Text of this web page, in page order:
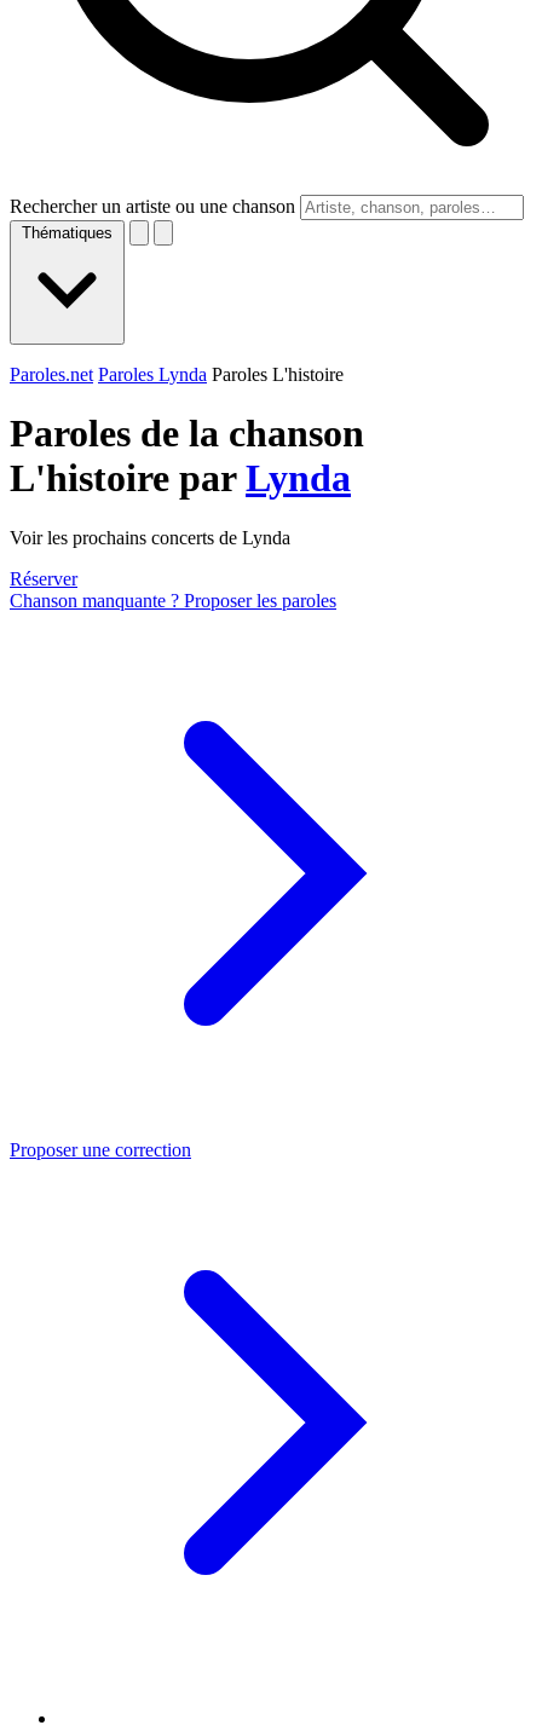
Rechercher un artiste ou une chanson
Thématiques
Paroles.net Paroles Lynda Paroles L'histoire
Paroles de la chanson
L'histoire parLynda
Voir les prochains concerts de Lynda
Réserver
Chanson manquante ? Proposer les paroles
Proposer une correction